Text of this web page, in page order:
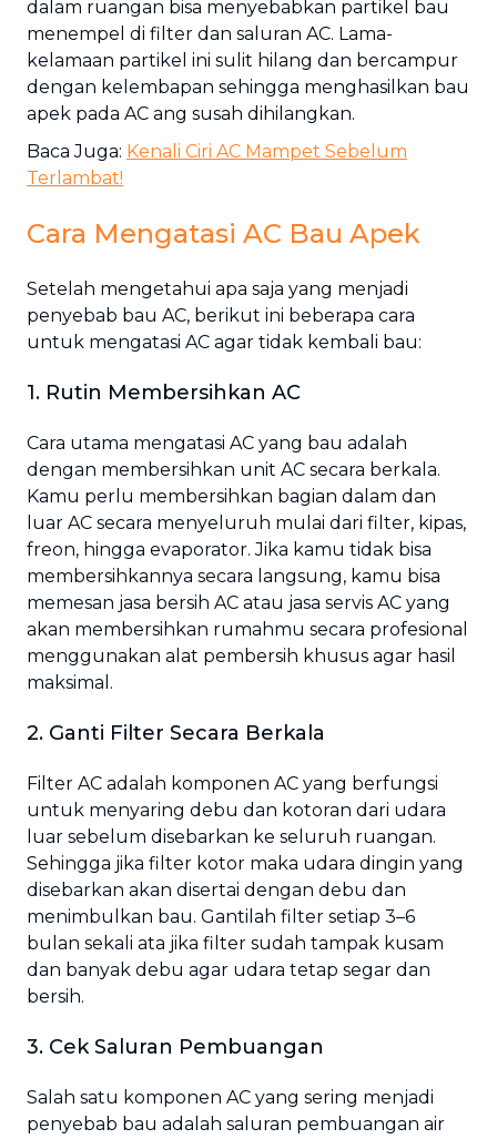
dalam ruangan bisa menyebabkan partikel bau
menempel di filter dan saluran AC. Lama-
kelamaan partikel ini sulit hilang dan bercampur
dengan kelembapan sehingga menghasilkan bau
apek pada AC ang susah dihilangkan.
Baca Juga: Kenali Ciri AC Mampet Sebelum
Terlambat!
Cara Mengatasi AC Bau Apek
Setelah mengetahui apa saja yang menjadi
penyebab bau AC, berikut ini beberapa cara
untuk mengatasi AC agar tidak kembali bau:
1. Rutin Membersihkan AC
Cara utama mengatasi AC yang bau adalah
dengan membersihkan unit AC secara berkala.
Kamu perlu membersihkan bagian dalam dan
luar AC secara menyeluruh mulai dari filter, kipas,
freon, hingga evaporator. Jika kamu tidak bisa
membersihkannya secara langsung, kamu bisa
memesan jasa bersih AC atau jasa servis AC yang
akan membersihkan rumahmu secara profesional
menggunakan alat pembersih khusus agar hasil
maksimal.
2. Ganti Filter Secara Berkala
Filter AC adalah komponen AC yang berfungsi
untuk menyaring debu dan kotoran dari udara
luar sebelum disebarkan ke seluruh ruangan.
Sehingga jika filter kotor maka udara dingin yang
disebarkan akan disertai dengan debu dan
menimbulkan bau. Gantilah filter setiap 3–6
bulan sekali ata jika filter sudah tampak kusam
dan banyak debu agar udara tetap segar dan
bersih.
3. Cek Saluran Pembuangan
Salah satu komponen AC yang sering menjadi
penyebab bau adalah saluran pembuangan air